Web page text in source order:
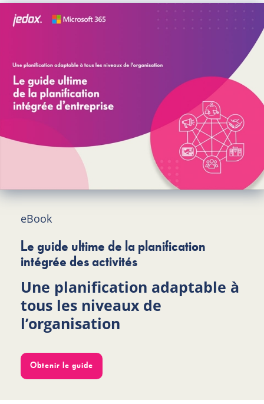
eBook
Le guide ultime de la planification
intégrée des activités
Une planification adaptable à
tous les niveaux de
l’organisation
Obtenir le guide